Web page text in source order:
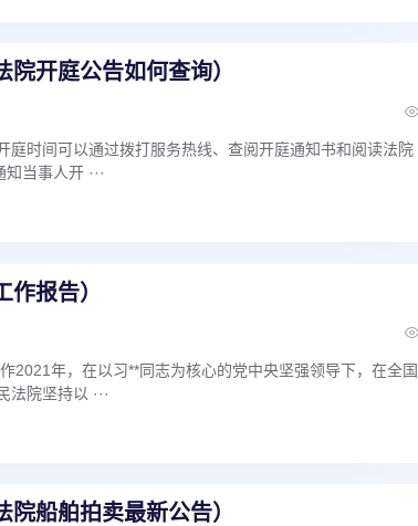
开庭公告如何查询）
庭时间可以通过拨打服务热线、查阅开庭通知书和阅读法院
当事人开 ···
报告）
2021年，在以习**同志为核心的党中央坚强领导下，在全国
院坚持以 ···
船舶拍卖最新公告）